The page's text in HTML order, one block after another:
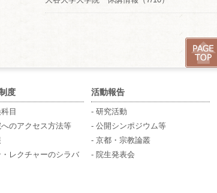
度
目
のアクセス方法等
レクチャーのシラバ
活動報告
- 研究活動
- 公開シンポジウム等
- 京都・宗教論叢
- 院生発表会